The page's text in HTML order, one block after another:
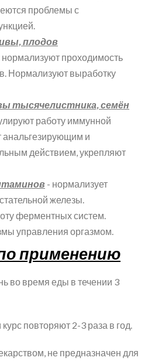
проблемы с
плодов
нормализуют проходимость
Нормализуют выработку
тысячелистника, семён
работу иммунной
анальгезирующим и
действием, укрепляют
- нормализует
железы.
ферментных систем.
управления оргазмом.
применению
во время еды в течении 3
повторяют 2-3 раза в год.
не предназначен для